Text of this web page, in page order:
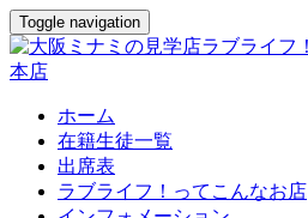
Toggle navigation
ホーム
在籍生徒一覧
出席表
ラブライフ！ってこんなお店